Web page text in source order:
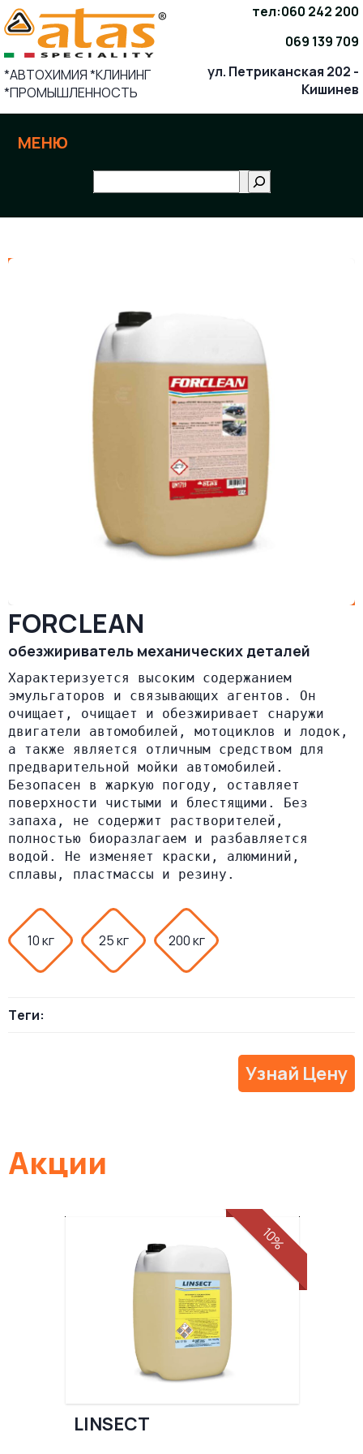
Skip
to
content
*АВТОХИМИЯ *КЛИНИНГ
*ПРОМЫШЛЕННОСТЬ
тел:060 242 200
069 139 709
ул. Петриканская 202 -
Кишинев
МЕНЮ
FORCLEAN
обезжириватель механических деталей
Характеризуется высоким содержанием
эмульгаторов и связывающих агентов. Он
очищает, очищает и обезжиривает снаружи
двигатели автомобилей, мотоциклов и лодок,
а также является отличным средством для
предварительной мойки автомобилей.
Безопасен в жаркую погоду, оставляет
поверхности чистыми и блестящими. Без
запаха, не содержит растворителей,
полностью биоразлагаем и разбавляется
водой. Не изменяет краски, алюминий,
сплавы, пластмассы и резину.
10 кг 25 кг 200 кг
Теги:
Узнай Цену
Акции
10%
LINSECT